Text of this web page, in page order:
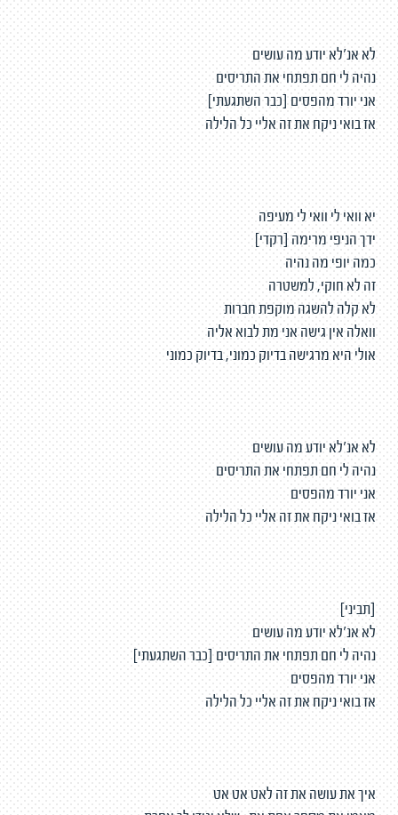
לא אנ׳לא יודע מה עושים
נהיה לי חם תפתחי את התריסים
אני יורד מהפסים [כבר השתגעתי]
אז בואי ניקח את זה אליי כל הלילה
יא וואי לי וואי לי מעיפה
ידך הניפי מרימה [רקדי]
כמה יופי מה נהיה
זה לא חוקי, למשטרה
לא קלה להשגה מוקפת חברות
וואלה אין גישה אני מת לבוא אליה
אולי היא מרגישה בדיוק כמוני, בדיוק כמוני
לא אנ׳לא יודע מה עושים
נהיה לי חם תפתחי את התריסים
אני יורד מהפסים
אז בואי ניקח את זה אליי כל הלילה
[תביני]
לא אנ׳לא יודע מה עושים
נהיה לי חם תפתחי את התריסים [כבר השתגעתי]
אני יורד מהפסים
אז בואי ניקח את זה אליי כל הלילה
איך את עושה את זה לאט אט אט